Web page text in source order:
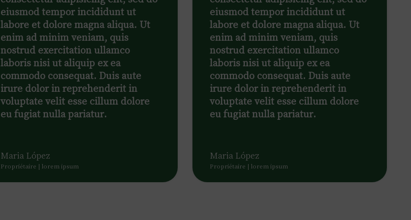
eiusmod tempor incididunt ut
labore et dolore magna aliqua. Ut
enim ad minim veniam, quis
nostrud exercitation ullamco
laboris nisi ut aliquip ex ea
commodo consequat. Duis aute
irure dolor in reprehenderit in
voluptate velit esse cillum dolore
eu fugiat nulla pariatur.
Maria López
Propriétaire | lorem ipsum
eiusmod tempor incididunt ut
labore et dolore magna aliqua. Ut
enim ad minim veniam, quis
nostrud exercitation ullamco
laboris nisi ut aliquip ex ea
commodo consequat. Duis aute
irure dolor in reprehenderit in
voluptate velit esse cillum dolore
eu fugiat nulla pariatur.
Maria López
Propriétaire | lorem ipsum